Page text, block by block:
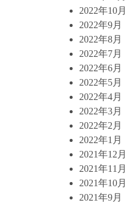
2022年10月
2022年9月
2022年8月
2022年7月
2022年6月
2022年5月
2022年4月
2022年3月
2022年2月
2022年1月
2021年12月
2021年11月
2021年10月
2021年9月